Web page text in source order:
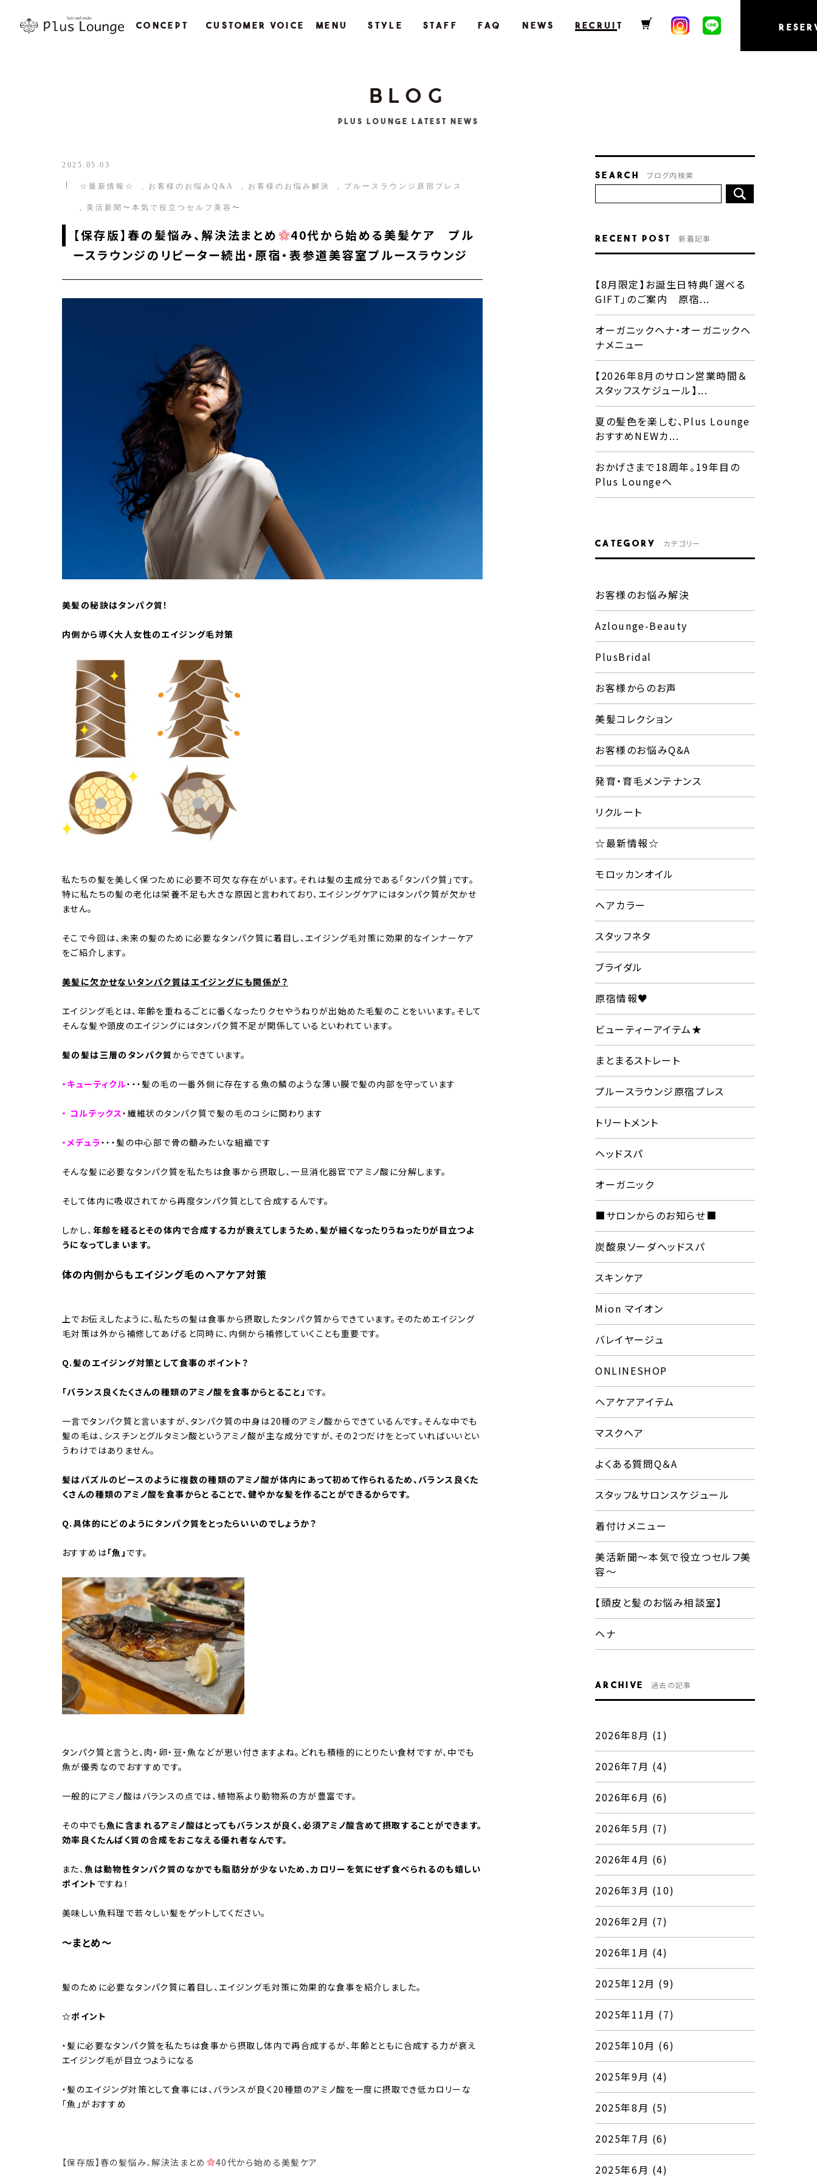
CONCEPT CUSTOMER VOICE MENU STYLE STAFF FAQ NEWS RECRUIT
BLOG
Plus Lounge LATEST NEWS
2025.05.03
☆最新情報☆ お客様のお悩みQ&A お客様のお悩み解決 プルースラウンジ原宿プレス
美活新聞〜本気で役立つセルフ美容〜
【保存版】春の髪悩み、解決法まとめ
40代から始める美髪ケア プル
ースラウンジのリピーター続出・原宿・表参道美容室プルースラウンジ
美髪の秘訣はタンパク質！
内側から導く大人女性のエイジング毛対策
私たちの髪を美しく保つために必要不可欠な存在がいます。それは髪の主成分である「タンパク質」です。
特に私たちの髪の老化は栄養不足も大きな原因と言われており、エイジングケアにはタンパク質が欠かせ
ません。
そこで今回は、未来の髪のために必要なタンパク質に着目し、エイジング毛対策に効果的なインナーケア
をご紹介します。
美髪に欠かせないタンパク質はエイジングにも関係が？
エイジング毛とは、年齢を重ねるごとに番くなったりクセやうねりが出始めた毛髪のことをいいます。そして
そんな髪や頭皮のエイジングにはタンパク質不足が関係しているといわれています。
髪の髪は三層のタンパク質からできています。
・キューティクル・・・髪の毛の一番外側に存在する魚の鱗のような薄い膜で髪の内部を守っています
・ コルテックス・繊維状のタンパク質で髪の毛のコシに関わります
・メデュラ・・・髪の中心部で骨の髄みたいな組織です
そんな髪に必要なタンパク質を私たちは食事から摂取し、一旦消化器官でアミノ酸に分解します。
そして体内に吸収されてから再度タンパク質として合成するんです。
しかし、 年齢を経るとその体内で合成する力が衰えてしまうため、髪が細くなったりうねったりが目立つよ
うになってしまいます。
体の内側からもエイジング毛のヘアケア対策
上でお伝えしたように、私たちの髪は食事から摂取したタンパク質からできています。そのためエイジング
毛対策は外から補修してあげると同時に、内側から補修していくことも重要です。
Q.髪のエイジング対策として食事のポイント？
「バランス良くたくさんの種類のアミノ酸を食事からとること」 です。
一言でタンパク質と言いますが、タンパク質の中身は20種のアミノ酸からできているんです。そんな中でも
髪の毛は、シスチンとグルタミン酸というアミノ酸が主な成分ですが、その2つだけをとっていればいいとい
うわけではありません。
髪はパズルのピースのように複数の種類のアミノ酸が体内にあって初めて作られるため、バランス良くた
くさんの種類のアミノ酸を食事からとることで、健やかな髪を作ることができるからです。
Q.具体的にどのようにタンパク質をとったらいいのでしょうか？
おすすめは「魚」 です。
タンパク質と言うと、肉・卵・豆・魚などが思い付きますよね。どれも積極的にとりたい食材ですが、中でも
魚が優秀なのでおすすめです。
一般的にアミノ酸はバランスの点では、植物系より動物系の方が豊富です。
その中でも魚に含まれるアミノ酸はとってもバランスが良く、必須アミノ酸含めて摂取することができます。
効率良くたんぱく質の合成をおこなえる優れ者なんです。
また、魚は動物性タンパク質のなかでも脂肪分が少ないため、カロリーを気にせず食べられるのも嬉しい
ポイント ですね！
美味しい魚料理で若々しい髪をゲットしてください。
〜まとめ〜
髪のために必要なタンパク質に着目し、エイジング毛対策に効果的な食事を紹介しました。
☆ポイント
・髪に必要なタンパク質を私たちは食事から摂取し体内で再合成するが、年齢とともに合成する力が衰え
エイジング毛が目立つようになる
・髪のエイジング対策として食事には、バランスが良く20種類のアミノ酸を一度に摂取でき低カロリーな
「魚」がおすすめ
【保存版】春の髪悩み、解決法まとめ 40代から始める美髪ケア
Search ブログ内検索
Recent Post 新着記事
【8月限定】お誕生日特典「選べる
GIFT」のご案内 原宿...
オーガニックヘナ・オーガニックヘ
ナメニュー
【2026年8月のサロン営業時間＆
スタッフスケジュール】...
夏の髪色を楽しむ、Plus Lounge
おすすめNEWカ...
おかげさまで18周年。19年目の
Plus Loungeへ
CATEGORY カテゴリー
お客様のお悩み解決
Azlounge-Beauty
PlusBridal
お客様からのお声
美髪コレクション
お客様のお悩みQ&A
発育・育毛メンテナンス
リクルート
☆最新情報☆
モロッカンオイル
ヘアカラー
スタッフネタ
ブライダル
原宿情報♥
ビューティーアイテム★
まとまるストレート
プルースラウンジ原宿プレス
トリートメント
ヘッドスパ
オーガニック
■サロンからのお知らせ■
炭酸泉ソーダヘッドスパ
スキンケア
Mion マイオン
バレイヤージュ
ONLINESHOP
ヘアケアアイテム
マスクヘア
よくある質問Q＆A
スタッフ&サロンスケジュール
着付けメニュー
美活新聞〜本気で役立つセルフ美
容〜
【頭皮と髪のお悩み相談室】
ヘナ
ARCHIVE 過去の記事
2026年8月 (1)
2026年7月 (4)
2026年6月 (6)
2026年5月 (7)
2026年4月 (6)
2026年3月 (10)
2026年2月 (7)
2026年1月 (4)
2025年12月 (9)
2025年11月 (7)
2025年10月 (6)
2025年9月 (4)
2025年8月 (5)
2025年7月 (6)
2025年6月 (4)